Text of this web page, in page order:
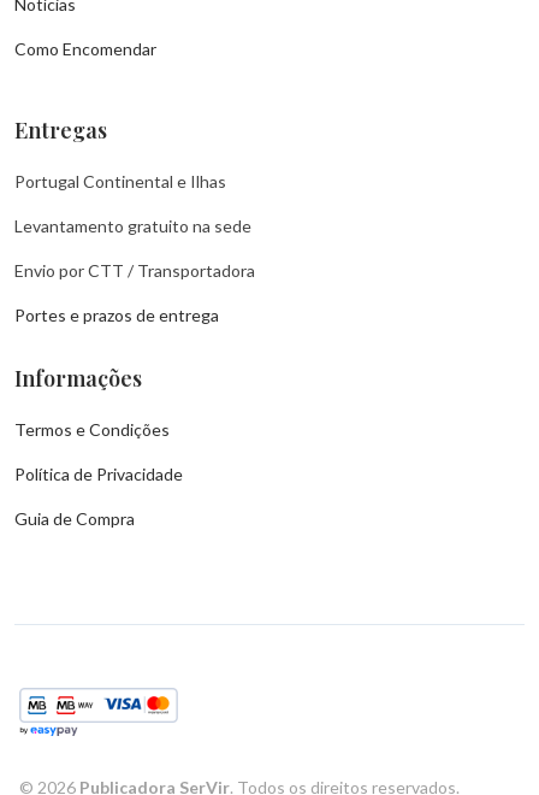
Notícias
Como Encomendar
Entregas
Portugal Continental e Ilhas
Levantamento gratuito na sede
Envio por CTT / Transportadora
Portes e prazos de entrega
Informações
Termos e Condições
Política de Privacidade
Guia de Compra
© 2026 Publicadora SerVir. Todos os direitos reservados.